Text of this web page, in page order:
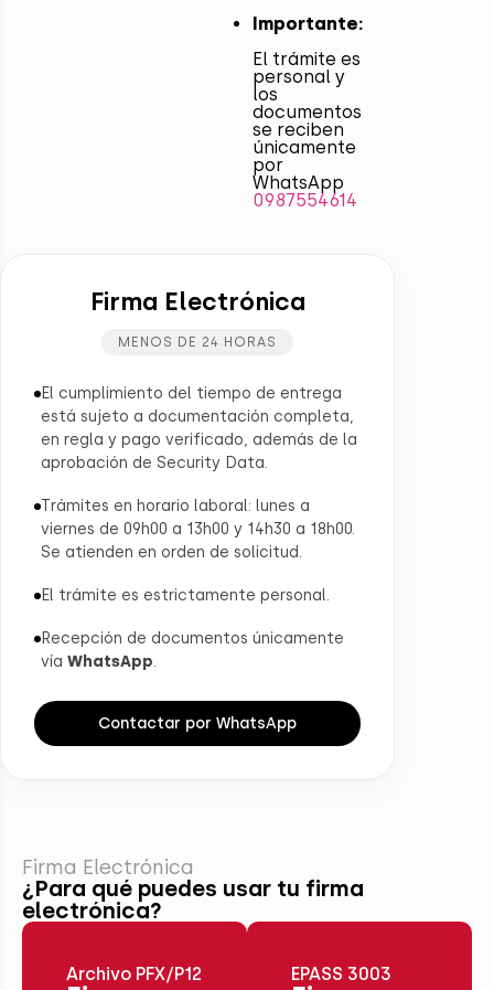
Importante:
El trámite es
personal y
los
documentos
se reciben
únicamente
por
WhatsApp
0987554614
Firma Electrónica
MENOS DE 24 HORAS
El cumplimiento del tiempo de entrega
está sujeto a documentación completa,
en regla y pago verificado, además de la
aprobación de Security Data.
Trámites en horario laboral: lunes a
viernes de 09h00 a 13h00 y 14h30 a 18h00.
Se atienden en orden de solicitud.
El trámite es estrictamente personal.
Recepción de documentos únicamente
vía WhatsApp.
Contactar por WhatsApp
Firma Electrónica
¿Para qué puedes usar tu firma
electrónica?
Archivo PFX/P12 EPASS 3003